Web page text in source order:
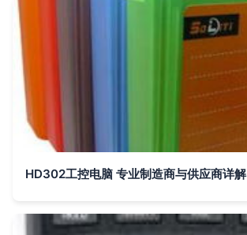
HD302工控电脑 专业制造商与供应商详解